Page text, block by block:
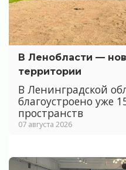
В Ленобласти —
территории
В Ленинградской
благоустроено уже
пространств
07 августа 2026